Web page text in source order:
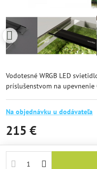
Vodotesné WRGB LED
príslušenstvom na upevnenie
Na objednávku u dodávateľa
215 €